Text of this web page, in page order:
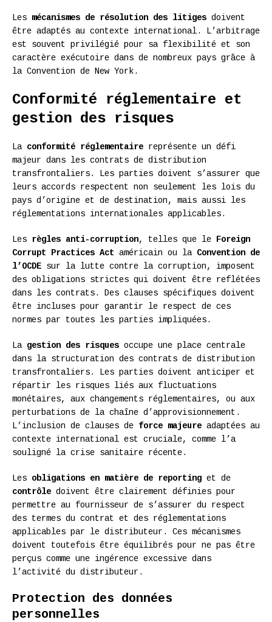
Les mécanismes de résolution des litiges doivent
être adaptés au contexte international. L’arbitrage
est souvent privilégié pour sa flexibilité et son
caractère exécutoire dans de nombreux pays grâce à
la Convention de New York.
Conformité réglementaire et
gestion des risques
La conformité réglementaire représente un défi
majeur dans les contrats de distribution
transfrontaliers. Les parties doivent s’assurer que
leurs accords respectent non seulement les lois du
pays d’origine et de destination, mais aussi les
réglementations internationales applicables.
Les règles anti-corruption, telles que le
Foreign
Corrupt Practices Act américain ou la Convention de
l’OCDE sur la lutte contre la corruption, imposent
des obligations strictes qui doivent être reflétées
dans les contrats. Des clauses spécifiques doivent
être incluses pour garantir le respect de ces
normes par toutes les parties impliquées.
La gestion des risques occupe une place centrale
dans la structuration des contrats de distribution
transfrontaliers. Les parties doivent anticiper et
répartir les risques liés aux fluctuations
monétaires, aux changements réglementaires, ou aux
perturbations de la chaîne d’approvisionnement.
L’inclusion de clauses de force majeure adaptées au
contexte international est cruciale, comme l’a
souligné la crise sanitaire récente.
Les obligations en matière de reporting et de
contrôle doivent être clairement définies pour
permettre au fournisseur de s’assurer du respect
des termes du contrat et des réglementations
applicables par le distributeur. Ces mécanismes
doivent toutefois être équilibrés pour ne pas être
perçus comme une ingérence excessive dans
l’activité du distributeur.
Protection des données
personnelles